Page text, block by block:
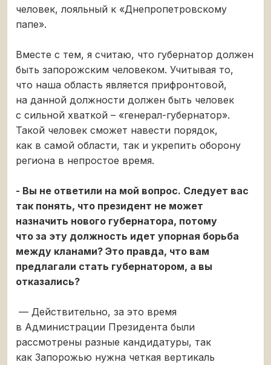
человек, лояльный к «Днепропетровскому
папе».
Вместе с тем, я считаю, что губернатор должен
быть запорожским человеком. Учитывая то,
что наша область является прифронтовой,
на данной должности должен быть человек
с сильной хваткой – «генерал-губернатор».
Такой человек сможет навести порядок,
как в самой области, так и укрепить оборону
региона в непростое время.
- Вы не ответили на мой вопрос. Следует вас
так понять, что президент не может
назначить нового губернатора, потому
что за эту должность идет упорная борьба
между кланами? Это правда, что вам
предлагали стать губернатором, а вы
отказались?
— Действительно, за это время
в Администрации Президента были
рассмотрены разные кандидатуры, так
как Запорожью нужна четкая вертикаль